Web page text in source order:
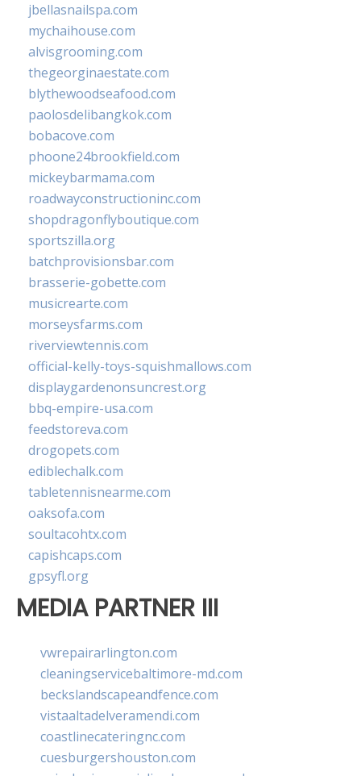
jbellasnailspa.com
mychaihouse.com
alvisgrooming.com
thegeorginaestate.com
blythewoodseafood.com
paolosdelibangkok.com
bobacove.com
phoone24brookfield.com
mickeybarmama.com
roadwayconstructioninc.com
shopdragonflyboutique.com
sportszilla.org
batchprovisionsbar.com
brasserie-gobette.com
musicrearte.com
morseysfarms.com
riverviewtennis.com
official-kelly-toys-squishmallows.com
displaygardenonsuncrest.org
bbq-empire-usa.com
feedstoreva.com
drogopets.com
ediblechalk.com
tabletennisnearme.com
oaksofa.com
soultacohtx.com
capishcaps.com
gpsyfl.org
MEDIA PARTNER III
vwrepairarlington.com
cleaningservicebaltimore-md.com
beckslandscapeandfence.com
vistaaltadelveramendi.com
coastlinecateringnc.com
cuesburgershouston.com